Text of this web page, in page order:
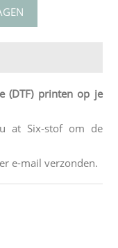
(DTF) printen op je
at Six-stof om de
e-mail verzonden.